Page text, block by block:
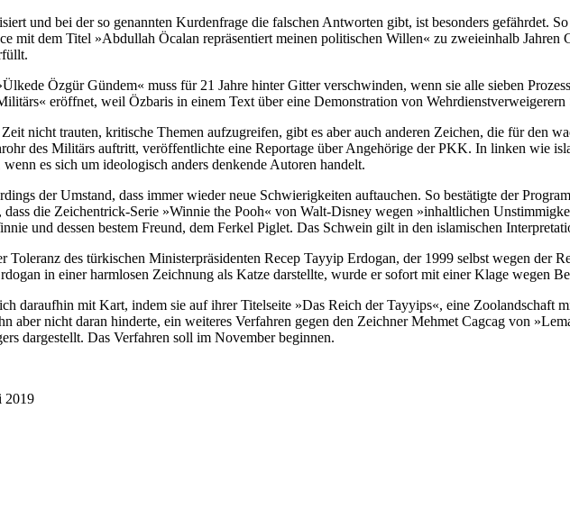
und bei der so genannten Kurdenfrage die falschen Antworten gibt, ist besonders gefährdet.
mit dem Titel »Abdullah Öcalan repräsentiert meinen politischen Willen« zu zweieinhalb Jahren
Özgür Gündem« muss für 21 Jahre hinter Gitter verschwinden, wenn sie alle sieben
eröffnet, weil Özbaris in einem Text über eine Demonstration von
nicht trauten, kritische Themen aufzugreifen, gibt es aber auch anderen Zeichen, die für den
des Militärs auftritt, veröffentlichte eine Reportage über Angehörige der PKK. In linken wie
es sich um ideologisch anders denkende Autoren handelt.
der Umstand, dass immer wieder neue Schwierigkeiten auftauchen. So bestätigte der
die Zeichentrick-Serie »Winnie the Pooh« von Walt-Disney wegen »inhaltlichen
und dessen bestem Freund, dem Ferkel Piglet. Das Schwein gilt in den islamischen
Toleranz des türkischen Ministerpräsidenten Recep Tayyip Erdogan, der 1999 selbst wegen der
in einer harmlosen Zeichnung als Katze darstellte, wurde er sofort mit einer Klage wegen
daraufhin mit Kart, indem sie auf ihrer Titelseite »Das Reich der Tayyips«, eine Zoolandschaft
aber nicht daran hinderte, ein weiteres Verfahren gegen den Zeichner Mehmet Cagcag von
dargestellt. Das Verfahren soll im November beginnen.
2019